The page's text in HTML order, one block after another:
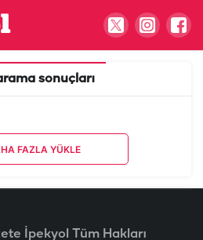
sonuçları
FAZLA YÜKLE
İpekyol Tüm Hakları